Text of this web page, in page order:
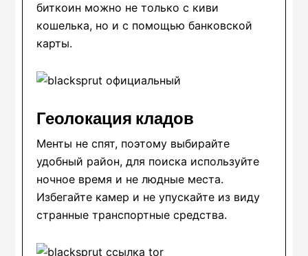
биткоин можно не только с киви
кошелька, но и с помощью банковской
карты.
Геолокация кладов
Менты не спят, поэтому выбирайте
удобный район, для поиска используйте
ночное время и не людные места.
Избегайте камер и не упускайте из виду
странные транспортные средства.